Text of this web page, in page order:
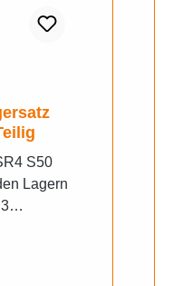
S50
Lagern